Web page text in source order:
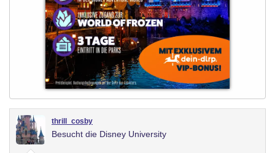
thrill_cosby
Besucht die Disney University